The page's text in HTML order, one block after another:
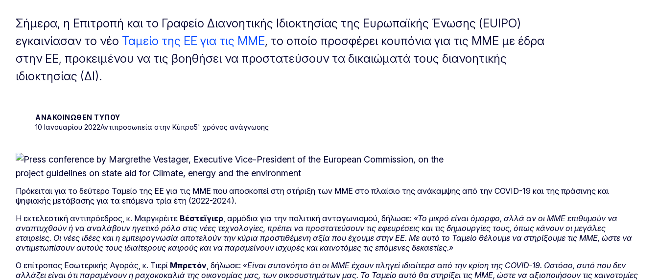
Σήμερα, η Επιτροπή και το Γραφείο Διανοητικής Ιδιοκτησίας της Ευρωπαϊκής Ένωσης (EUIPO)
εγκαινίασαν το νέο Ταμείο της ΕΕ για τις ΜΜΕ, το οποίο προσφέρει κουπόνια για τις ΜΜΕ με έδρα
στην ΕΕ, προκειμένου να τις βοηθήσει να προστατεύσουν τα δικαιώματά τους διανοητικής
ιδιοκτησίας (ΔΙ).
ΑΝΑΚΟΙΝΩΘΈΝ ΤΎΠΟΥ
10 Ιανουαρίου 2022Αντιπροσωπεία στην Κύπρο5' χρόνος ανάγνωσης
Πρόκειται για το δεύτερο Ταμείο της ΕΕ για τις ΜΜΕ που αποσκοπεί στη στήριξη των ΜΜΕ στο πλαίσιο της ανάκαμψης από την COVID-19 και της πράσινης και
ψηφιακής μετάβασης για τα επόμενα τρία έτη (2022-2024).
Η εκτελεστική αντιπρόεδρος, κ. Μαργκρέιτε Βέστεϊγιερ , αρμόδια για την πολιτική ανταγωνισμού, δήλωσε: «Το μικρό είναι όμορφο, αλλά αν οι ΜΜΕ επιθυμούν να
αναπτυχθούν ή να αναλάβουν ηγετικό ρόλο στις νέες τεχνολογίες, πρέπει να προστατεύσουν τις εφευρέσεις και τις δημιουργίες τους, όπως κάνουν οι μεγάλες
εταιρείες. Οι νέες ιδέες και η εμπειρογνωσία αποτελούν την κύρια προστιθέμενη αξία που έχουμε στην ΕΕ. Με αυτό το Ταμείο θέλουμε να στηρίξουμε τις ΜΜΕ, ώστε να
αντιμετωπίσουν αυτούς τους ιδιαίτερους καιρούς και να παραμείνουν ισχυρές και καινοτόμες τις επόμενες δεκαετίες.»
Ο επίτροπος Εσωτερικής Αγοράς, κ. Τιερί Μπρετόν , δήλωσε: «Είναι αυτονόητο ότι οι ΜΜΕ έχουν πληγεί ιδιαίτερα από την κρίση της COVID-19. Ωστόσο, αυτό που δεν
αλλάζει είναι ότι παραμένουν η ραχοκοκαλιά της οικονομίας μας, των οικοσυστημάτων μας. Το Ταμείο αυτό θα στηρίξει τις ΜΜΕ, ώστε να αξιοποιήσουν τις καινοτομίες